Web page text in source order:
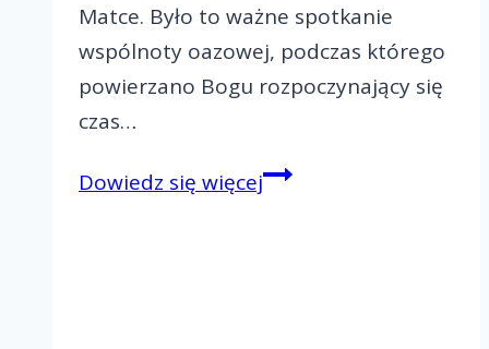
Matce. Było to ważne spotkanie
wspólnoty oazowej, podczas którego
powierzano Bogu rozpoczynający się
czas…
Dowiedz się więcejDiecezjalna